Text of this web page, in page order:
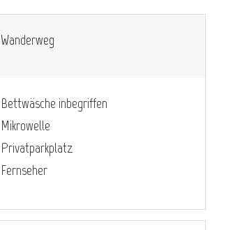
Wanderweg
Bettwäsche inbegriffen
Mikrowelle
Privatparkplatz
Fernseher